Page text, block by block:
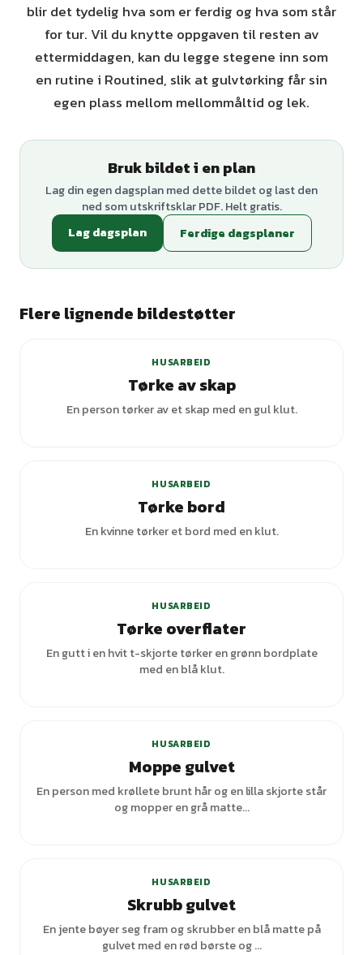
blir det tydelig hva som er ferdig og hva som står
for tur. Vil du knytte oppgaven til resten av
ettermiddagen, kan du legge stegene inn som
en rutine i Routined, slik at gulvtørking får sin
egen plass mellom mellommåltid og lek.
Bruk bildet i en plan
Lag din egen dagsplan med dette bildet og last den
ned som utskriftsklar PDF. Helt gratis.
Lag dagsplan
Ferdige dagsplaner
Flere lignende bildestøtter
HUSARBEID
Tørke av skap
En person tørker av et skap med en gul klut.
HUSARBEID
Tørke bord
En kvinne tørker et bord med en klut.
HUSARBEID
Tørke overflater
En gutt i en hvit t-skjorte tørker en grønn bordplate
med en blå klut.
HUSARBEID
Moppe gulvet
En person med krøllete brunt hår og en lilla skjorte står
og mopper en grå matte...
HUSARBEID
Skrubb gulvet
En jente bøyer seg fram og skrubber en blå matte på
gulvet med en rød børste og ...